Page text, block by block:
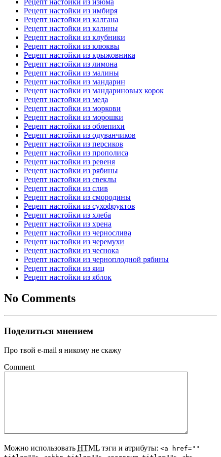
Рецепт настойки из изюма
Рецепт настойки из имбиря
Рецепт настойки из калгана
Рецепт настойки из калины
Рецепт настойки из клубники
Рецепт настойки из клюквы
Рецепт настойки из крыжовника
Рецепт настойки из лимона
Рецепт настойки из малины
Рецепт настойки из мандарин
Рецепт настойки из мандариновых корок
Рецепт настойки из меда
Рецепт настойки из моркови
Рецепт настойки из морошки
Рецепт настойки из облепихи
Рецепт настойки из одуванчиков
Рецепт настойки из персиков
Рецепт настойки из прополиса
Рецепт настойки из ревеня
Рецепт настойки из рябины
Рецепт настойки из свеклы
Рецепт настойки из слив
Рецепт настойки из смородины
Рецепт настойки из сухофруктов
Рецепт настойки из хлеба
Рецепт настойки из хрена
Рецепт настойки из чернослива
Рецепт настойки из черемухи
Рецепт настойки из чеснока
Рецепт настойки из черноплодной рябины
Рецепт настойки из яиц
Рецепт настойки из яблок
No Comments
Поделиться мнением
Про твой e-mail я никому не скажу
Comment
Можно использовать HTML тэги и атрибуты: <a href=""